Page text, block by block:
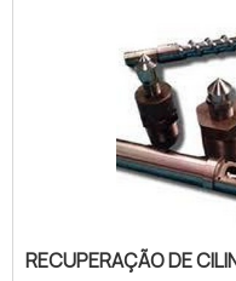
RECUPERAÇÃO DE